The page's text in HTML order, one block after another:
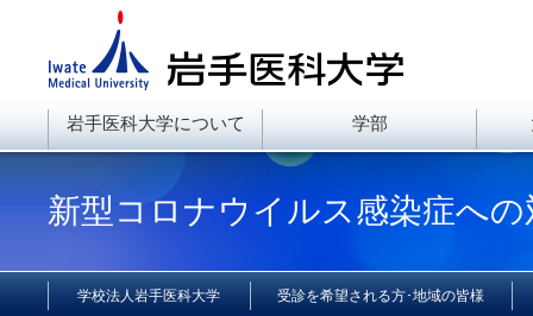
岩手医科大学について 学部
新型コロナウイルス感染症へ
学校法人岩手医科大学 受診を希望される方･地域の皆様